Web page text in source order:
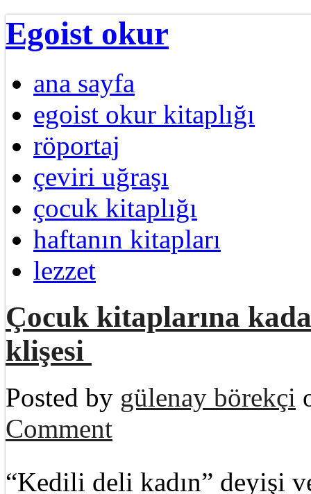
Egoist okur
ana sayfa
egoist okur kitaplığı
röportaj
çeviri uğraşı
çocuk kitaplığı
haftanın kitapları
lezzet
Çocuk kitaplarına
klişesi
Posted by gülenay börekçi
Comment
“Kedili deli kadın” deyişi